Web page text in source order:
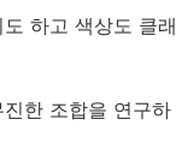
하고 색상도 클래
한 조합을 연구하